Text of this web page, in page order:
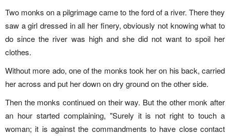
Two monks on a pilgrimage came to the ford of a river. There they
saw a girl dressed in all her finery, obviously not knowing what to
do since the river was high and she did not want to spoil her
clothes.
Without more ado, one of the monks took her on his back, carried
her across and put her down on dry ground on the other side.
Then the monks continued on their way. But the other monk after
an hour started complaining, "Surely it is not right to touch a
woman; it is against the commandments to have close contact